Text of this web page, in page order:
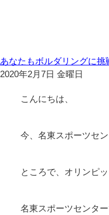
あなたもボルダリングに挑
2020年2月7日 金曜日
こんにちは、
今、名東スポーツセ
ところで、オリンピ
名東スポーツセンタ